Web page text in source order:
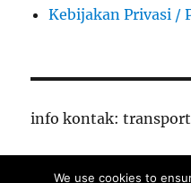
Kebijakan Privasi /
info kontak:
We use cookies to